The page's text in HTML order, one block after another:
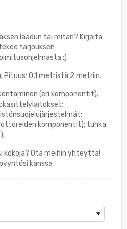
laadun tai mitan? Kirjoita
tarjouksen
:)
Pituus: 0,1 metristä 2 metriin.
(eri komponentit);
komponentit); tuhka
kokoja? Ota meihin yhteyttä!
kanssa